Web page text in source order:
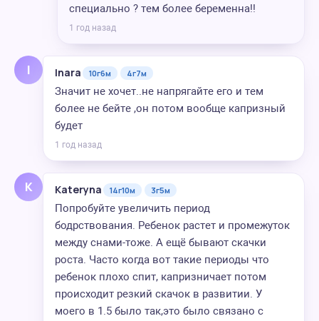
специально ? тем более беременна!!
1 год назад
I Inara 10г6м 4г7м
Значит не хочет..не напрягайте его и тем
более не бейте ,он потом вообще капризный
будет
1 год назад
K Kateryna 14г10м 3г5м
Попробуйте увеличить период
бодрствования. Ребенок растет и промежуток
между снами-тоже. А ещё бывают скачки
роста. Часто когда вот такие периоды что
ребенок плохо спит, капризничает потом
происходит резкий скачок в развитии. У
моего в 1.5 было так,это было связано с